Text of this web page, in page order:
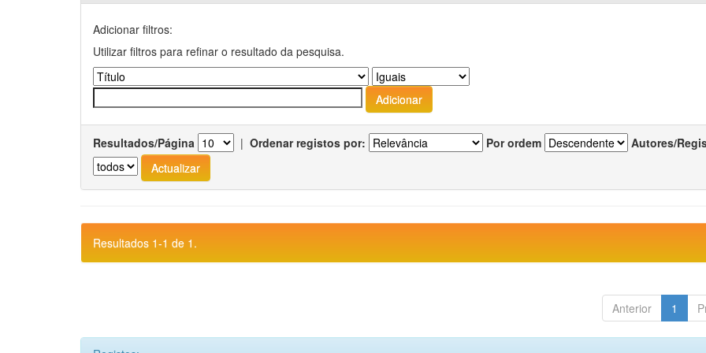
Adicionar filtros:
Utilizar filtros para refinar o resultado da pesquisa.
Resultados/Página | Ordenar registos por: Por ordem Autores/
Resultados 1-1 de 1.
Anterior 1